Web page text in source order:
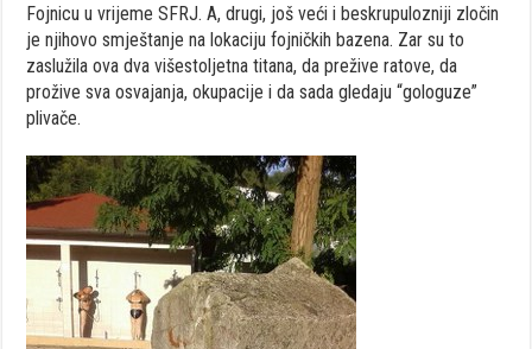
Fojnicu u vrijeme SFRJ. A, drugi, još veći i beskrupulozniji zločin
je njihovo smještanje na lokaciju fojničkih bazena. Zar su to
zaslužila ova dva višestoljetna titana, da prežive ratove, da
prožive sva osvajanja, okupacije i da sada gledaju “gologuze”
plivače.